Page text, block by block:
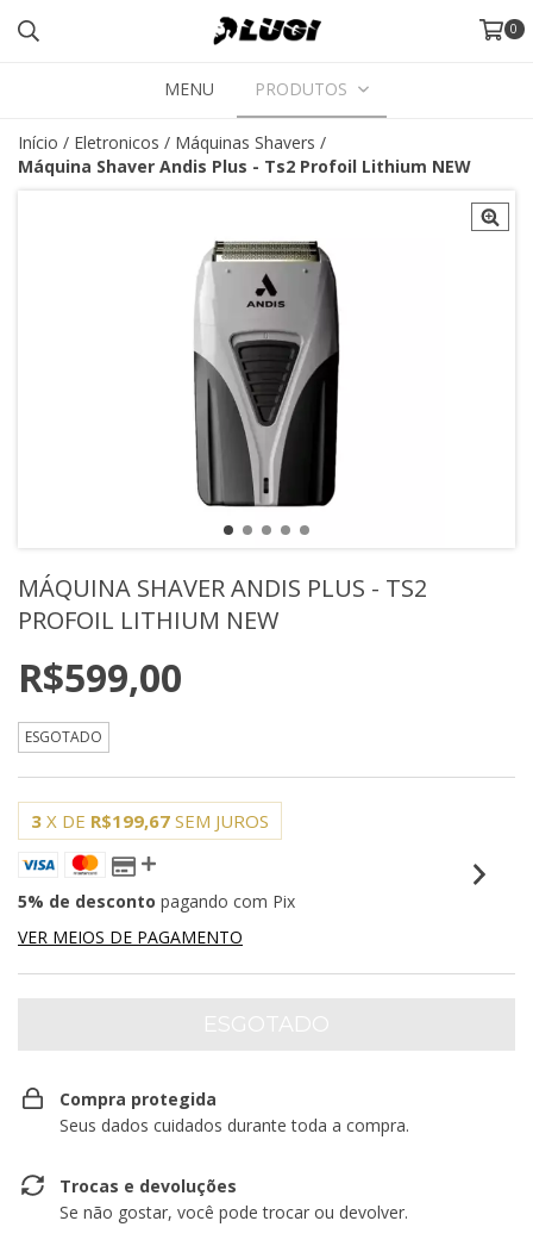
0
MENU PRODUTOS
Início / Eletronicos / Máquinas Shavers /
Máquina Shaver Andis Plus - Ts2 Profoil Lithium NEW
MÁQUINA SHAVER ANDIS PLUS - TS2
PROFOIL LITHIUM NEW
R$599,00
ESGOTADO
3 X DE R$199,67 SEM JUROS
5% de desconto pagando com Pix
VER MEIOS DE PAGAMENTO
Compra protegida
Seus dados cuidados durante toda a compra.
Trocas e devoluções
Se não gostar, você pode trocar ou devolver.